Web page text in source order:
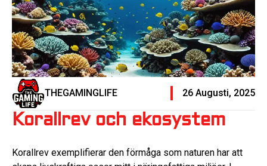
THEGAMINGLIFE 26 Augusti, 2025
Korallrev och ekosystem
Korallrev exemplifierar den förmåga som naturen har att